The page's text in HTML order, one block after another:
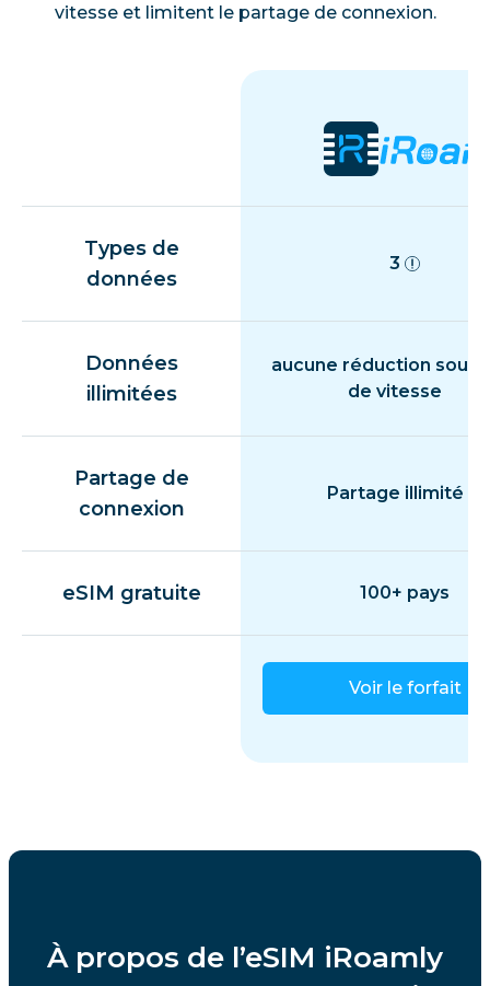
vitesse et limitent le partage de connexion.
Types de
données
3
Données
illimitées
aucune réduction
de vitesse
Partage de
connexion
Partage illimité
eSIM gratuite 100+ pays
Voir le forfait
À propos de l’eSIM iRoamly